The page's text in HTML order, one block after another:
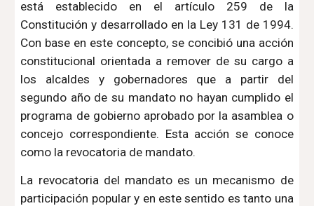
está establecido en el artículo 259 de la
Constitución y desarrollado en la Ley 131 de 1994.
Con base en este concepto, se concibió una acción
constitucional orientada a remover de su cargo a
los alcaldes y gobernadores que a partir del
segundo año de su mandato no hayan cumplido el
programa de gobierno aprobado por la asamblea o
concejo correspondiente. Esta acción se conoce
como la revocatoria de mandato.
La revocatoria del mandato es un mecanismo de
participación popular y en este sentido es tanto una